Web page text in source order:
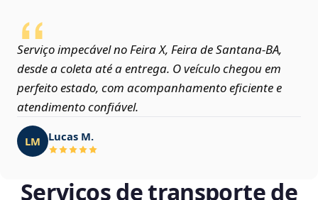
Serviço impecável no Feira X, Feira de Santana‑BA,
desde a coleta até a entrega. O veículo chegou em
perfeito estado, com acompanhamento eficiente e
atendimento confiável.
LM Lucas M.
Serviços de transporte de